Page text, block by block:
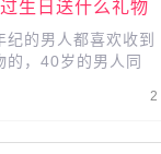
生日送什么礼物
的男人都喜欢收到
的，40岁的男人同
睛都看花了，那么送
2